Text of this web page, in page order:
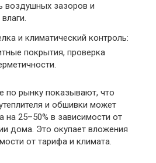
воздушных зазоров и
и климатический контроль:
покрытия, проверка
по рынку показывают, что
и обшивки может
на 25–50% в зависимости от
дома. Это окупает вложения
от тарифа и климата.